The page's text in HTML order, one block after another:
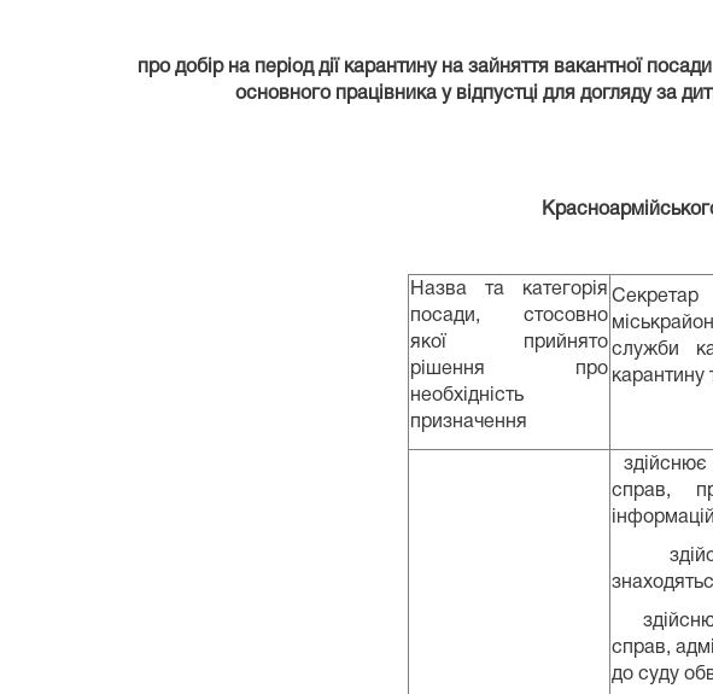
про добір на період дії карантину на зайняття вакантної
основного працівника у відпустці для догляду за
Назва та категорія
посади, стосовно
якої прийнято
рішення про
необхідність
призначення
служби
карантину
справ,
здійснює
справ,
до суду